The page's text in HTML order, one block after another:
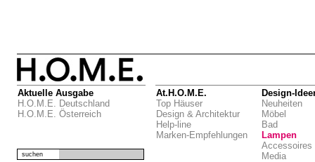
Aktuelle Ausgabe
H.O.M.E. Deutschland
H.O.M.E. Österreich
At.H.O.M.E.
Top Häuser
Design & Architektur
Help-line
Marken-Empfehlungen
Design-
Neuheiten
Möbel
Bad
Lampen
Accessoires
Media
suchen